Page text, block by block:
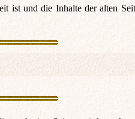
ist und die Inhalte der alten